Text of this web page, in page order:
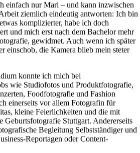
einfach nur Mari – und kann inzwischen
ziemlich eindeutig antworten: Ich bin
komplizierter, habe ich doch
und mich erst nach dem Bachelor mehr
gewidmet. Auch wenn ich später
einschob, die Kamera blieb mein steter
konnte ich mich bei
wie Studiofotos und Produktfotografie,
Foodfotografie und Fashion
einerseits vor allem Fotografin für
kleine Feierlichkeiten und die mit
Geburtsfotografie Stuttgart. Andererseits
Begleitung Selbstständiger und
Reportagen oder Content-